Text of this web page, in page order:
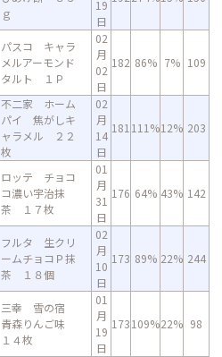
ｇ
19
日
パスコ キャラ
メルアーモンド
タルト １Ｐ
02
月
02
日
182 86% 7% 109
不二家 ホーム
パイ 焦がしキ
ャラメル ２２
枚
02
月
14
日
181 111%12% 203
ロッテ チョコ
コ濃い宇治抹
茶 １７枚
01
月
31
日
176 64% 43% 142
フルタ 生クリ
ームチョコＰ抹
茶 １８個
02
月
10
日
173 89% 22% 244
三幸 雪の宿
青森りんご味
１４枚
01
月
19
日
173109%22% 98